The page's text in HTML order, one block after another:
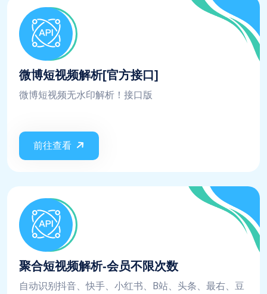
微博短视频解析[官方接口]
微博短视频无水印解析！接口版
前往查看
聚合短视频解析-会员不限次数
自动识别抖音、快手、小红书、B站、头条、最右、豆